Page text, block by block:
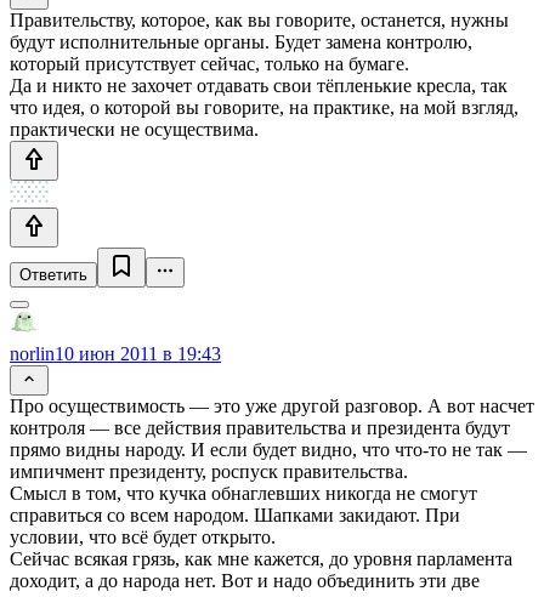
Правительству, которое, как вы говорите, останется, нужны
будут исполнительные органы. Будет замена контролю,
который присутствует сейчас, только на бумаге.
Да и никто не захочет отдавать свои тёпленькие кресла, так
что идея, о которой вы говорите, на практике, на мой взгляд,
практически не осуществима.
Ответить
norlin10 июн 2011 в 19:43
Про осуществимость — это уже другой разговор. А вот насчет
контроля — все действия правительства и президента будут
прямо видны народу. И если будет видно, что что-то не так —
импичмент президенту, роспуск правительства.
Смысл в том, что кучка обнаглевших никогда не смогут
справиться со всем народом. Шапками закидают. При
условии, что всё будет открыто.
Сейчас всякая грязь, как мне кажется, до уровня парламента
доходит, а до народа нет. Вот и надо объединить эти две